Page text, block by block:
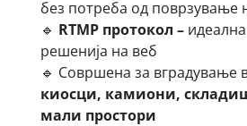
без потреба од поврзување
🔹 RTMP протокол –идеална
решенија на веб
🔹 Совршена за вградување
киосци, камиони,
мали простори